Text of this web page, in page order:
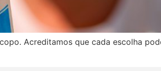
Acreditamos que cada escolha